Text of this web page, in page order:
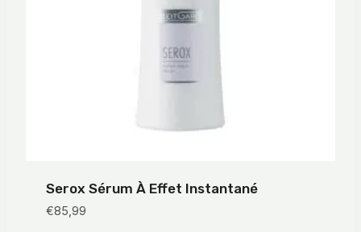
Serox Sérum À Effet Instantané
€85,99